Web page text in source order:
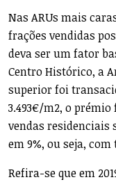
Nas ARUs mais
frações vendidas
deva ser um fator
Centro Histórico, a
superior foi
3.493€/m2, o prémio
vendas residenciais
em 9%, ou seja,
Refira-se que em